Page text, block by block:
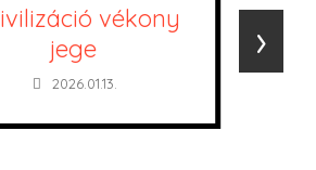
vékony
jege
2026.01.13.
›